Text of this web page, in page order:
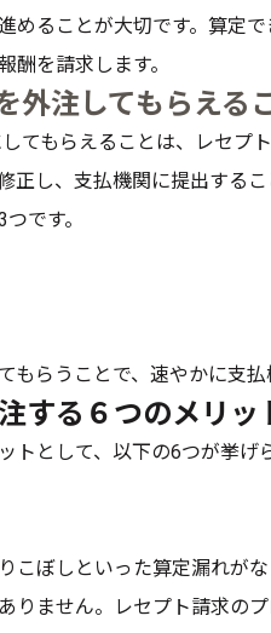
めることが大切です。算定
酬を請求します。
外注してもらえる
てもらえることは、レセプ
正し、支払機関に提出する
です。
もらうことで、速やかに支払
する６つのメリッ
トとして、以下の6つが挙げ
こぼしといった算定漏れが
りません。レセプト請求の